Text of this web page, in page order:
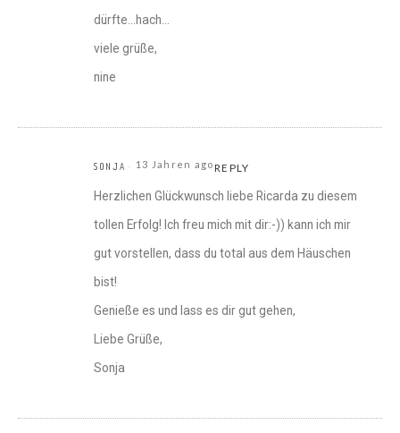
dürfte…hach…
viele grüße,
nine
SONJA 13 Jahren agoREPLY
Herzlichen Glückwunsch liebe Ricarda zu diesem
tollen Erfolg! Ich freu mich mit dir:-)) kann ich mir
gut vorstellen, dass du total aus dem Häuschen
bist!
Genieße es und lass es dir gut gehen,
Liebe Grüße,
Sonja